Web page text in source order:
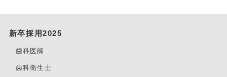
新卒採用2025
歯科医師
歯科衛生士